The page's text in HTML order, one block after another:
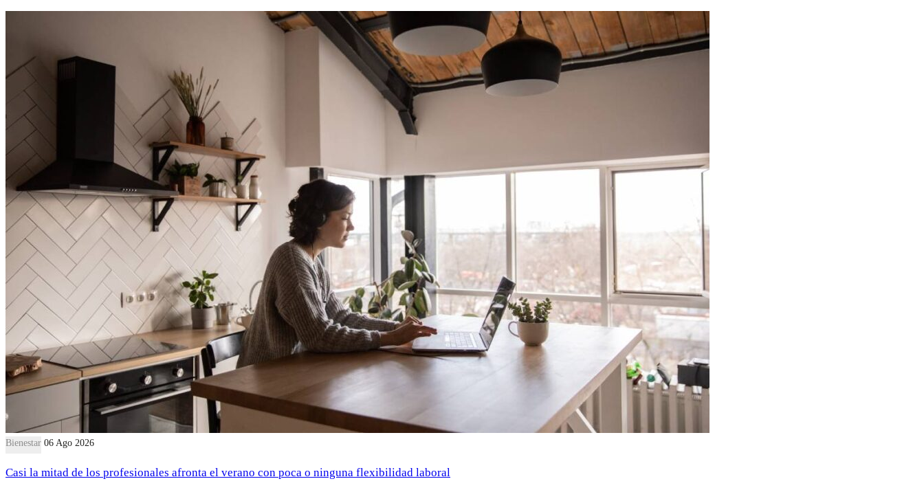
Bienestar 06 Ago 2026
Casi la mitad de los profesionales afronta el verano con poca o ninguna flexibilidad laboral